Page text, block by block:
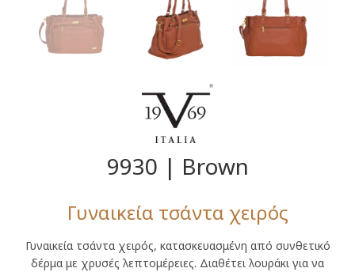
9930 | Brown
Γυναικεία τσάντα χειρός
Γυναικεία τσάντα χειρός, κατασκευασμένη από συνθετικό
δέρμα με χρυσές λεπτομέρειες. Διαθέτει λουράκι για να